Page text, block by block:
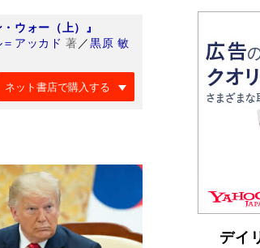
・ウォー（上）』
アッカド 著 ／黒原 敏
ネット書店で購入する
デイ